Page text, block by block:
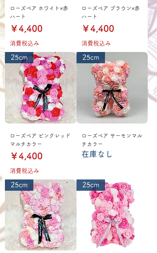
ローズベア ホワイト×赤
ハート
価格
￥4,400
消費税込み
ローズベア ブラウン×赤
ハート
価格
￥4,400
消費税込み
25cm
ローズベア ピンクレッド
マルチカラー
価格
￥4,400
消費税込み
25cm
ローズベア サーモンマル
チカラー
在庫なし
25cm 25cm